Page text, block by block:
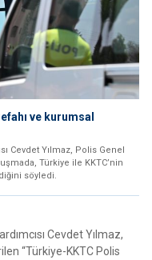
ve kurumsal
Cevdet Yılmaz, Polis Genel
Türkiye ile KKTC’nin
söyledi.
Cevdet Yılmaz,
“Türkiye-KKTC Polis